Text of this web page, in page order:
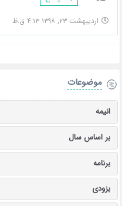
اردیبهشت ۲۳, ۱۳۹۸ ۴:۱۳ ق.ظ
موضوعات
انیمه
بر اساس سال
برنامه
بزودی